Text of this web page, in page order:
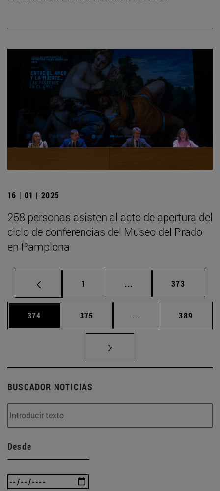
16 | 01 | 2025
258 personas asisten al acto de apertura del
ciclo de conferencias del Museo del Prado
en Pamplona
Página
1 ... Páginas intermedias
Página
373
Página
374 Página
375 ... Páginas intermedias
Página
389
BUSCADOR NOTICIAS
Desde